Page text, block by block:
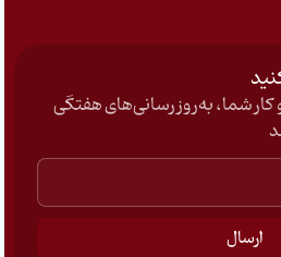
شما، به‌روزرسانی‌های هفتگی
ارسال